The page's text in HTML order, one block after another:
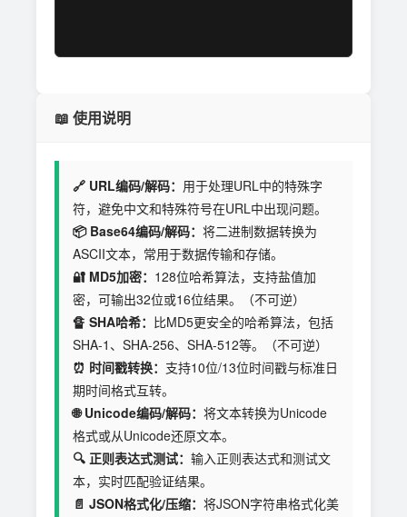
📖 使用说明
🔗 URL编码/解码： 用于处理URL中的特殊字
符，避免中文和特殊符号在URL中出现问题。
📦 Base64编码/解码： 将二进制数据转换为
ASCII文本，常用于数据传输和存储。
🔐 MD5加密： 128位哈希算法，支持盐值加
密，可输出32位或16位结果。（不可逆）
🔏 SHA哈希： 比MD5更安全的哈希算法，包括
SHA-1、SHA-256、SHA-512等。（不可逆）
⏰ 时间戳转换： 支持10位/13位时间戳与标准日
期时间格式互转。
🌐 Unicode编码/解码： 将文本转换为Unicode
格式或从Unicode还原文本。
🔍 正则表达式测试： 输入正则表达式和测试文
本，实时匹配验证结果。
📄 JSON格式化/压缩： 将JSON字符串格式化美